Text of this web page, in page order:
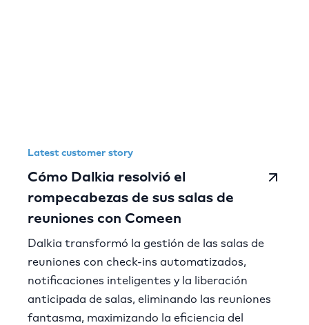
Latest customer story
Cómo Dalkia resolvió el
rompecabezas de sus salas de
reuniones con Comeen
Dalkia transformó la gestión de las salas de
reuniones con check-ins automatizados,
notificaciones inteligentes y la liberación
anticipada de salas, eliminando las reuniones
fantasma, maximizando la eficiencia del